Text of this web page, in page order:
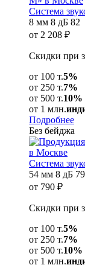
Система
8 мм 8 дБ 82
от 2 208 ₽
Скидки при
от 100 т.5%
от 250 т.7%
от 500 т.10%
от 1 млн.
Подробнее
Без бейджа
Система
54 мм 8 дБ 79
от 790 ₽
Скидки при
от 100 т.5%
от 250 т.7%
от 500 т.10%
от 1 млн.